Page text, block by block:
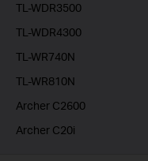
TL-WDR3500
TL-WDR4300
TL-WR740N
TL-WR810N
Archer C2600
Archer C20i